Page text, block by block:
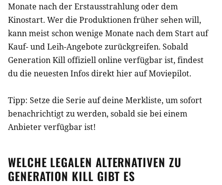
Monate nach der Erstausstrahlung oder dem
Kinostart. Wer die Produktionen früher sehen will,
kann meist schon wenige Monate nach dem Start auf
Kauf- und Leih-Angebote zurückgreifen. Sobald
Generation Kill offiziell online verfügbar ist, findest
du die neuesten Infos direkt hier auf Moviepilot.
Tipp: Setze die Serie auf deine Merkliste, um sofort
benachrichtigt zu werden, sobald sie bei einem
Anbieter verfügbar ist!
WELCHE LEGALEN ALTERNATIVEN ZU
GENERATION KILL GIBT ES